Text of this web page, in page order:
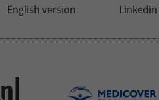
English version Linkedin